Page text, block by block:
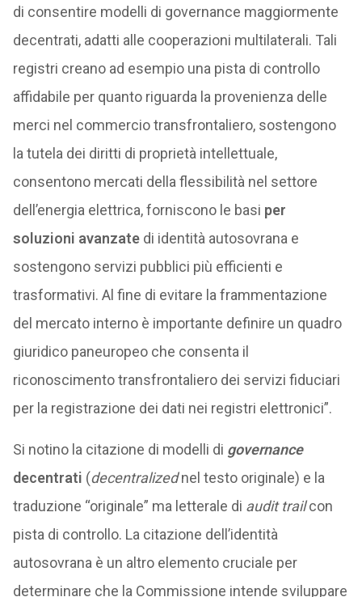
di consentire modelli di governance maggiormente
decentrati, adatti alle cooperazioni multilaterali. Tali
registri creano ad esempio una pista di controllo
affidabile per quanto riguarda la provenienza delle
merci nel commercio transfrontaliero, sostengono
la tutela dei diritti di proprietà intellettuale,
consentono mercati della flessibilità nel settore
dell’energia elettrica, forniscono le basi per
soluzioni avanzatedi identità autosovrana e
sostengono servizi pubblici più efficienti e
trasformativi. Al fine di evitare la frammentazione
del mercato interno è importante definire un quadro
giuridico paneuropeo che consenta il
riconoscimento transfrontaliero dei servizi fiduciari
per la registrazione dei dati nei registri elettronici”.
Si notino la citazione di modelli di governance
decentrati (decentralizednel testo originale) e la
traduzione “originale” ma letterale di audit trailcon
pista di controllo. La citazione dell’identità
autosovrana è un altro elemento cruciale per
determinare che la Commissione intende sviluppare